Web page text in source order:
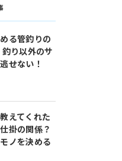
る管釣りの
釣り以外のサ
せない！
えてくれた
掛の関係？
ノを決める